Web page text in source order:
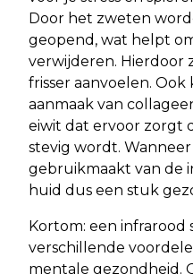
Door het zweten
geopend, wat helpt
verwijderen. Hierdoor
frisser aanvoelen.
aanmaak van
eiwit dat ervoor zorgt
stevig wordt.
gebruikmaakt van de
huid dus een stuk
Kortom: een infrarood
verschillende
mentale gezondheid.